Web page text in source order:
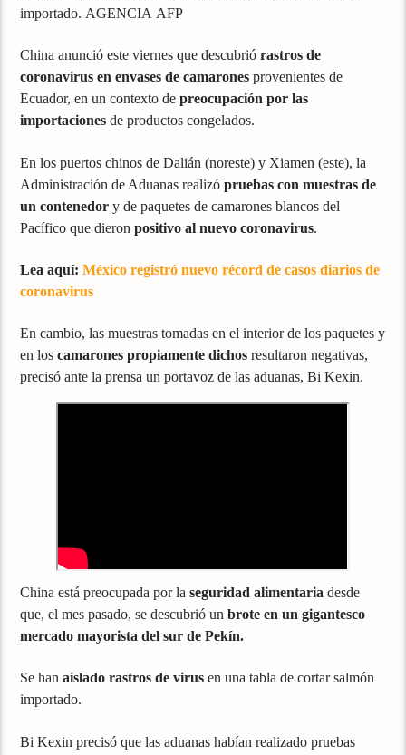
importado. AGENCIA AFP
China anunció este viernes que descubriórastros de
coronavirus en envases de camaronesprovenientes de
Ecuador, en un contexto depreocupación por las
importaciones de productos congelados.
En los puertos chinos de Dalián (noreste) y Xiamen (este), la
Administración de Aduanas realizópruebas con muestras de
un contenedory de paquetes de camarones blancos del
Pacífico que dieronpositivo al nuevo coronavirus.
Lea aquí:México registró nuevo récord de casos diarios de
coronavirus
En cambio, las muestras tomadas en el interior de los paquetes y
en los camarones propiamente dichosresultaron negativas,
precisó ante la prensa un portavoz de las aduanas, Bi Kexin.
China está preocupada por la seguridad alimentariadesde
que, el mes pasado, se descubrió unbrote en un gigantesco
mercado mayorista del sur de Pekín.
Se hanaislado rastros de virusen una tabla de cortar salmón
importado.
Bi Kexin precisó que las aduanas habían realizado pruebas